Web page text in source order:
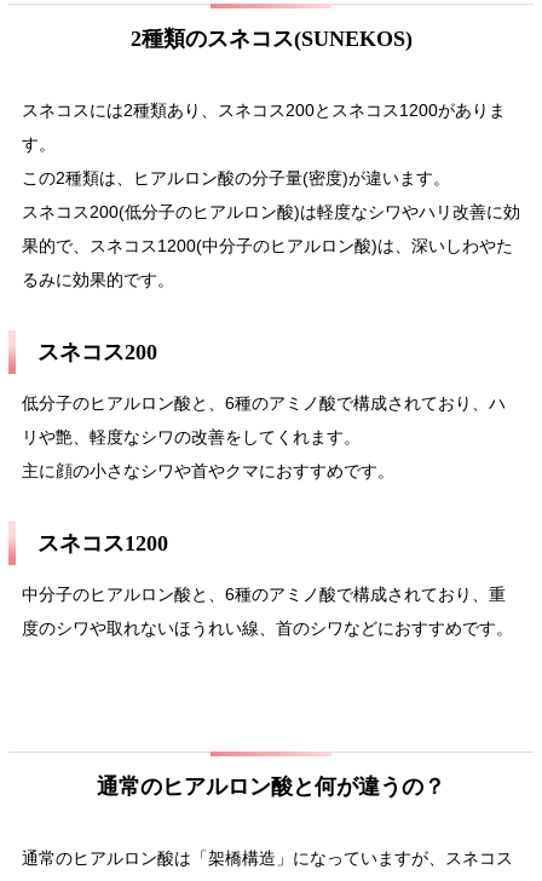
2種類のスネコス(SUNEKOS)
スネコスには2種類あり、スネコス200とスネコス1200がありま
す。
この2種類は、ヒアルロン酸の分子量(密度)が違います。
スネコス200(低分子のヒアルロン酸)は軽度なシワやハリ改善に効
果的で、スネコス1200(中分子のヒアルロン酸)は、深いしわやた
るみに効果的です。
スネコス200
低分子のヒアルロン酸と、6種のアミノ酸で構成されており、ハ
リや艶、軽度なシワの改善をしてくれます。
主に顔の小さなシワや首やクマにおすすめです。
スネコス1200
中分子のヒアルロン酸と、6種のアミノ酸で構成されており、重
度のシワや取れないほうれい線、首のシワなどにおすすめです。
通常のヒアルロン酸と何が違うの？
通常のヒアルロン酸は「架橋構造」になっていますが、スネコス